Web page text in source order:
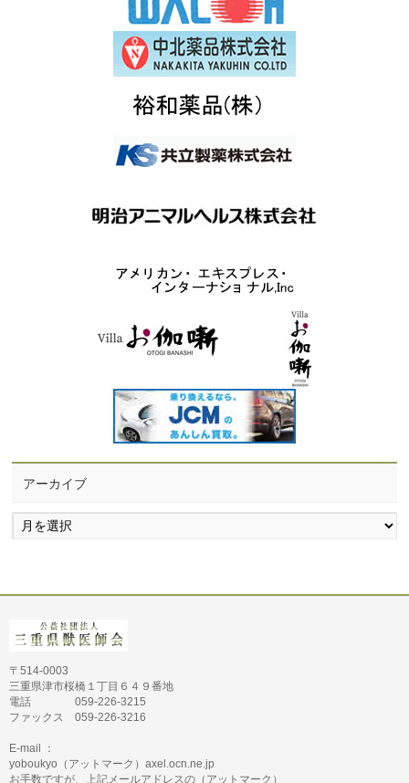
アーカイブ
ア
ー
〒514-0003
三重県津市桜橋１丁目６４９番地
電話 059-226-3215
ファックス 059-226-3216
E-mail ：
yoboukyo（アットマーク）axel.ocn.ne.jp
お手数ですが、上記メールアドレスの（アットマーク）